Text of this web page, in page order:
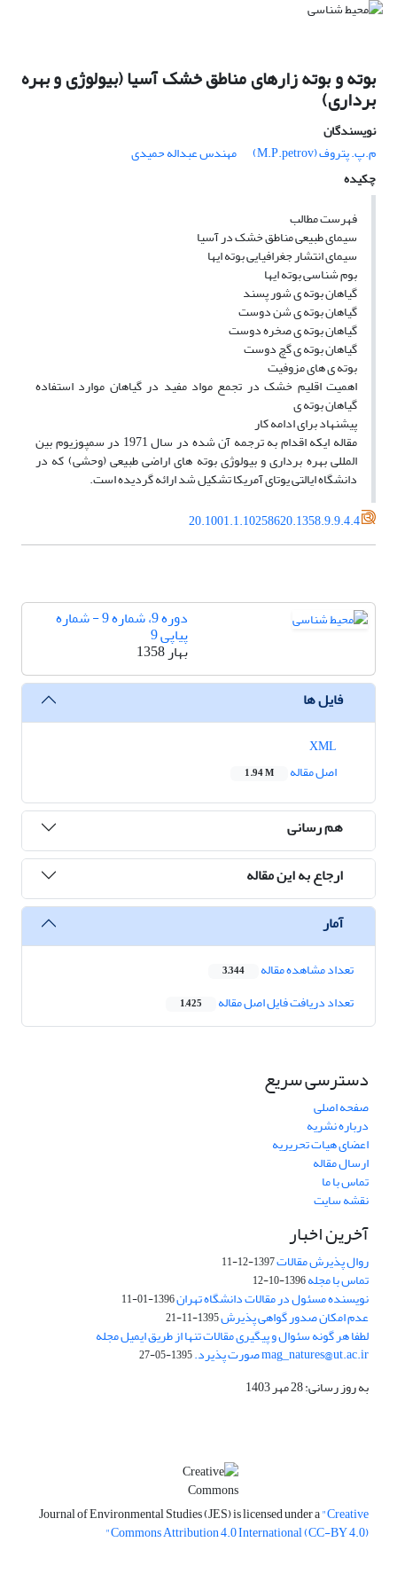
بوته و بوته زارهای مناطق خشک آسیا (بیولوژی و بهره
برداری)
نویسندگان
م.پ. پتروف (M.P.petrov)
مهندس عبداله حمیدی
چکیده
فهرست مطالب
سیمای طبیعی مناطق خشک در آسیا
سیمای انتشار جغرافیایی بوته ایها
بوم شناسی بوته ایها
گیاهان بوته ی شور پسند
گیاهان بوته ی شن دوست
گیاهان بوته ی صخره دوست
گیاهان بوته ی گچ دوست
بوته ی های مزوفیت
اهمیت اقلیم خشک در تجمع مواد مفید در گیاهان موارد استفاده
گیاهان بوته ی
پیشنهاد برای ادامه کار
مقاله ایکه اقدام به ترجمه آن شده در سال 1971 در سمپوزیوم بین
المللی بهره برداری و بیولوژی بوته های اراضی طبیعی (وحشی) که در
دانشگاه ایالتی یوتای آمریکا تشکیل شد ارائه گردیده است.
20.1001.1.10258620.1358.9.9.4.4
دوره 9، شماره 9 - شماره
پیاپی 9
بهار 1358
فایل ها
اصل مقاله
1.94 M
هم رسانی
ارجاع به این مقاله
آمار
تعداد مشاهده مقاله 3,344
تعداد دریافت فایل اصل مقاله 1,425
دسترسی سریع
صفحه اصلی
درباره نشریه
اعضای هیات تحریریه
ارسال مقاله
تماس با ما
نقشه سایت
آخرین اخبار
روال پذیرش مقالات1397-12-11
تماس با مجله1396-10-12
نویسنده مسئول در مقالات دانشگاه تهران1396-01-11
عدم امکان صدور گواهی پذیرش1395-11-21
لطفا هر گونه سئوال و پیگیری مقالات تنها از طریق ایمیل مجله
mag_natures@ut.ac.ir صورت پذیرد. 1395-05-27
به روز رسانی: 28 مهر 1403
Journal of Environmental Studies (JES) is licensed under a"Creative
Commons Attribution 4.0 International (CC-BY 4.0)"